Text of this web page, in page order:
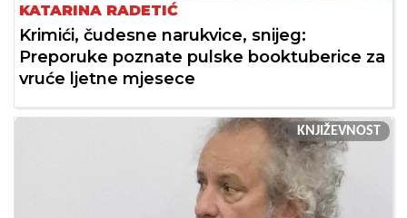
KATARINA RADETIĆ
Krimići, čudesne narukvice, snijeg:
Preporuke poznate pulske booktuberice za
vruće ljetne mjesece
KNJIŽEVNOST